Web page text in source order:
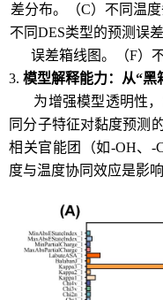
差分布。（C）不同温
不同DES类型的预测误
误差箱线图。（F）
3.模型解释能力：从“黑
为增强模型透明性
同分子特征对黏度预测
相关官能团（如-OH、 -
度与温度协同效应是影